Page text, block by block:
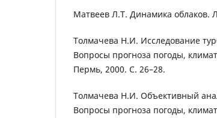
Матвеев Л.Т. Динамика облаков.
Толмачева Н.И. Исследование
Вопросы прогноза погоды,
Пермь, 2000. С. 26–28.
Толмачева Н.И. Объективный
Вопросы прогноза погоды,